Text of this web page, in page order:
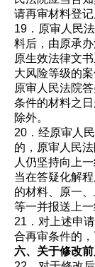
请再审材料登记
19．原审人民
料后，由原承
原生效法律文
大风险等级的
原审人民法院
条件的材料之
除外。
20．经原审人
的，原审人民
人仍坚持向上
当在答疑化解
的材料、原一
等一并报送上一
21．对上述申
合再审条件的，
六、关于修改